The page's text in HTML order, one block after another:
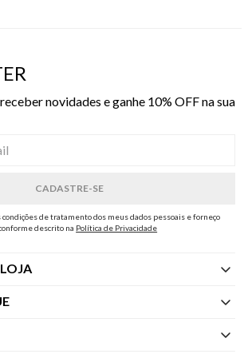
novidades e ganhe 10% OFF na sua
de tratamento dos meus dados pessoais e forneço
descrito na Política de Privacidade